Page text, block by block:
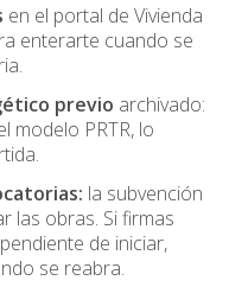
en el portal de Vivienda
enterarte cuando se
previo archivado:
modelo PRTR, lo
la subvención
las obras. Si firmas
de iniciar,
se reabra.